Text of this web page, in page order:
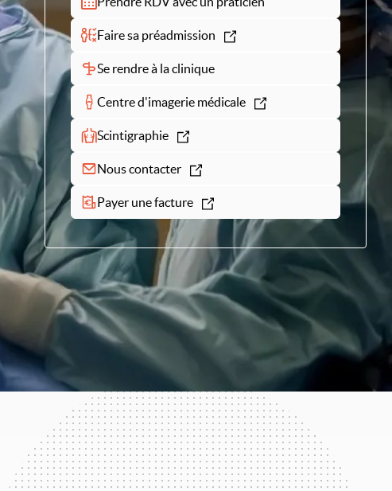
Faire sa préadmission
Se rendre à la clinique
Centre d'imagerie médicale
Scintigraphie
Nous contacter
Payer une facture